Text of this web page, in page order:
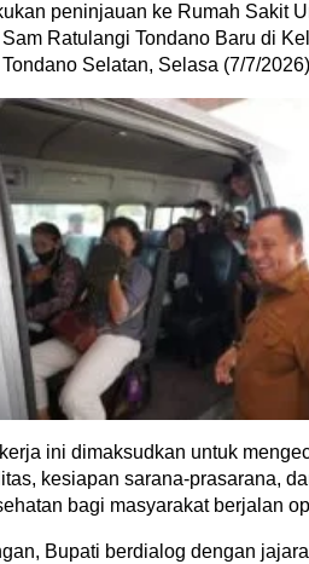
peninjauan ke Rumah Sakit
Ratulangi Tondano Baru di
Selatan, Selasa (7/7/
ini dimaksudkan untuk
kesiapan sarana-prasarana,
bagi masyarakat berjalan
Bupati berdialog dengan